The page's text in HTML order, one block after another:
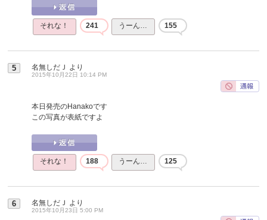
それな！ 241 うーん… 155
5 名無しだＪ より
2015年10月22日 10:14 PM
本日発売のHanakoです
この写真が表紙ですよ
それな！ 188 うーん… 125
6 名無しだＪ より
2015年10月23日 5:00 PM